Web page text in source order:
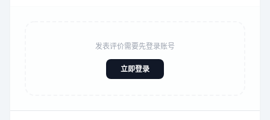
发表评价需要先登录账号
立即登录